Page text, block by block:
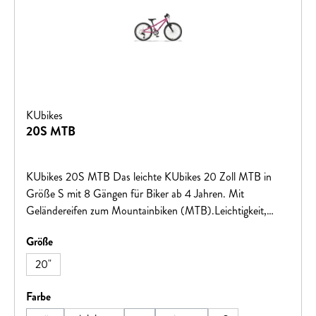
KUbikes
20S MTB
KUbikes 20S MTB Das leichte KUbikes 20 Zoll MTB in
Größe S mit 8 Gängen für Biker ab 4 Jahren. Mit
Geländereifen zum Mountainbiken (MTB).Leichtigkeit,
größeren Touren! Große Vorteile für kleine BikerViele tolle
Farben: freches Grün, leuchtendes Orange, cooles
Mattschwarz, feuriges Rot oder intensives Blau. Gegen
Aufpreis bieten wir Ihnen glitzernde Lasuren in Pink, Türkis
oder Blau an.Von uns entwickelter superleichter
Größeauswählen
20"
Farbeauswählen